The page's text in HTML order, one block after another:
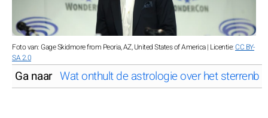
Foto van: Gage Skidmore from Peoria, AZ, United States of America | Licentie:CC BY-
SA 2.0
Ga naar Wat onthult de astrologie over het